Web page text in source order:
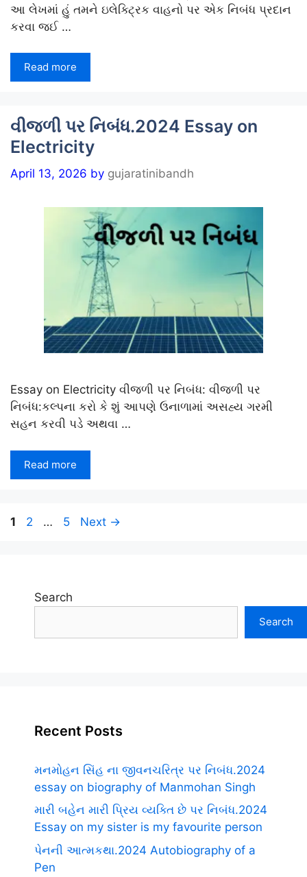
આ લેખમાં હું તમને ઇલેક્ટ્રિક વાહનો પર એક નિબંધ પ્રદાન
કરવા જઈ …
Read more
વીજળી પર નિબંધ.2024 Essay on
Electricity
April 13, 2026 by gujaratinibandh
Essay on Electricity વીજળી પર નિબંધ: વીજળી પર
નિબંધ:કલ્પના કરો કે શું આપણે ઉનાળામાં અસહ્ય ગરમી
સહન કરવી પડે અથવા …
Read more
Page
1 Page
2 … Page
5 Next →
Search
Search
Recent Posts
મનમોહન સિંહ ના જીવનચરિત્ર પર નિબંધ.2024
essay on biography of Manmohan Singh
મારી બહેન મારી પ્રિય વ્યક્તિ છે પર નિબંધ.2024
Essay on my sister is my favourite person
પેનની આત્મકથા.2024 Autobiography of a
Pen